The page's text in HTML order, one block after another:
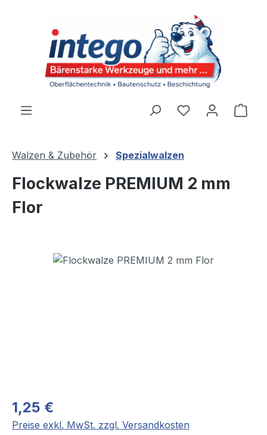
Du hast 0
Walzen & Zubehör Spezialwalzen
Flockwalze PREMIUM 2 mm
Flor
Bildergalerie überspringen
1,25 €
Preise exkl. MwSt. zzgl. Versandkosten